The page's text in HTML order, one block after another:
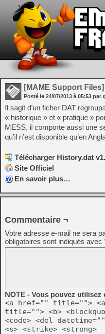
[MAME Support Files]
Posté le 24/07/2013 à 05:53 par
Il sagit d’un ficher DAT
« historique » et « pratique »
MESS, il comporte aussi une
qu’il n’est disponible qu’en
Télécharger History.dat
Site Officiel
En savoir plus…
Commentaire ¬
Votre adresse e-mail ne sera
obligatoires sont indiqués avec
NOTE - Vous pouvez
<a href="" title="">
title=""> <b>
<code> <del
<s> <strike> <strong>